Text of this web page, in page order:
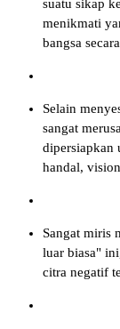
suatu sikap
menikmati
bangsa
Selain
sangat
dipersiapkan
handal,
Sangat miris
luar biasa"
citra negatif